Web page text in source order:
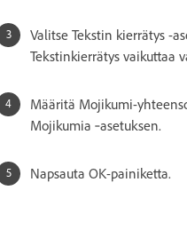
Valitse Tekstin kierrätys -
Tekstinkierrätys vaikuttaa
Määritä Mojikumi-
Mojikumia ‑asetuksen.
Napsauta OK-painiketta.